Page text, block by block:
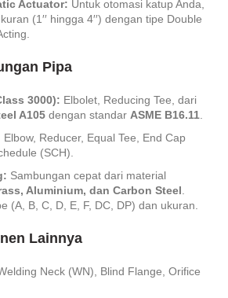
Actuator: Untuk otomasi katup Anda,
(1′′ hingga 4′′) dengan tipe Double
Pipa
3000): Elbolet, Reducing Tee, dari
A105 dengan standar ASME B16.11
Elbow, Reducer, Equal Tee, End Cap
(SCH).
Sambungan cepat dari material
Aluminium, dan Carbon Steel
(A, B, C, D, E, F, DC, DP) dan ukuran.
Lainnya
Neck (WN), Blind Flange, Orifice